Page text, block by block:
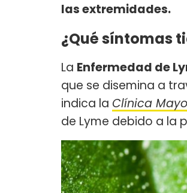
las extremidades.
¿Qué síntomas
La Enfermedad de
que se disemina a
indica la Clínica Mayo
de Lyme debido a la